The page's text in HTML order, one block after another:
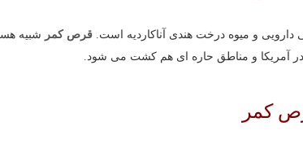
دارویی و میوه درخت هندی آناکاردیه است. قرص کمر شبیه
آمریکا و مناطق حاره ای هم کشت می شود.
کمر